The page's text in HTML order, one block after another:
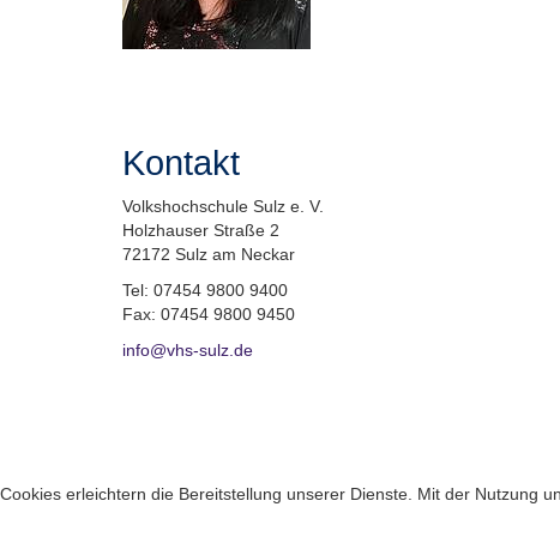
Kontakt
Volkshochschule Sulz e. V.
Holzhauser Straße 2
72172 Sulz am Neckar
Tel: 07454 9800 9400
Fax: 07454 9800 9450
info@vhs-sulz.de
Cookies erleichtern die Bereitstellung unserer Dienste. Mit der Nutzung